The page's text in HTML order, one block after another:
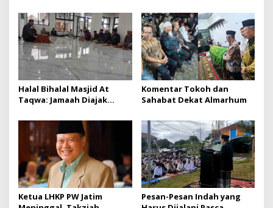
Halal Bihalal Masjid At
Taqwa: Jamaah Diajak
Komentar Tokoh dan
Sahabat Dekat Almarhum
Ketua LHKP PW Jatim
Pesan-Pesan Indah yang